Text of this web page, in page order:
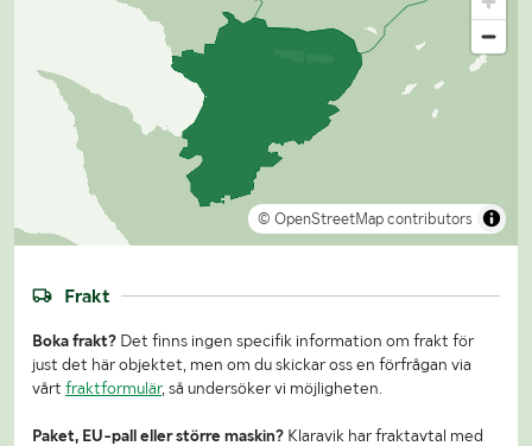
© OpenStreetMap contributors
Frakt
Boka frakt? Det finns ingen specifik information om frakt för
just det här objektet, men om du skickar oss en förfrågan via
vårt fraktformulär, så undersöker vi möjligheten.
Paket, EU-pall eller större maskin? Klaravik har fraktavtal med